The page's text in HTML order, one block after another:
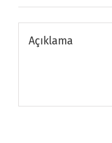
Açıklama